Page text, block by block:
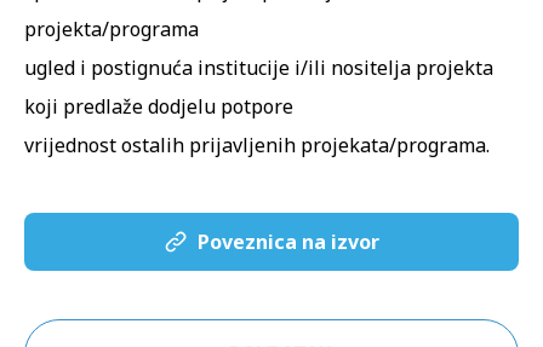
projekta/programa
ugled i postignuća institucije i/ili nositelja projekta
koji predlaže dodjelu potpore
vrijednost ostalih prijavljenih projekata/programa.
Poveznica na izvor